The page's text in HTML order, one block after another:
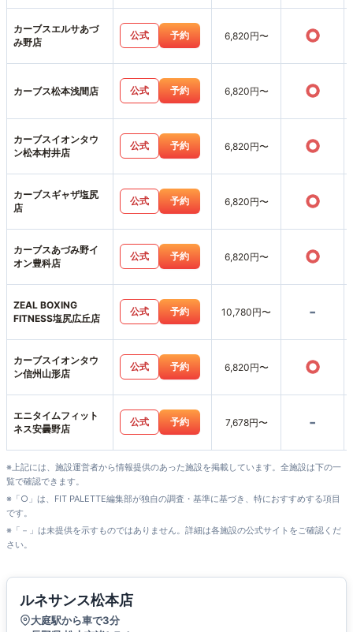
カーブスエルサあづ
み野店
公式 予約 6,820円〜 ○
カーブス松本浅間店 公式 予約 6,820円〜 ○
カーブスイオンタウ
ン松本村井店
公式 予約 6,820円〜 ○
カーブスギャザ塩尻
店
公式 予約 6,820円〜 ○
カーブスあづみ野イ
オン豊科店
公式 予約 6,820円〜 ○
ZEAL BOXING
FITNESS塩尻広丘店
公式 予約 10,780円〜 -
カーブスイオンタウ
ン信州山形店
公式 予約 6,820円〜 ○
エニタイムフィット
ネス安曇野店
公式 予約 7,678円〜 -
※上記には、施設運営者から情報提供のあった施設を掲載しています。全施設は下の一
覧で確認できます。
※「○」は、FIT PALETTE編集部が独自の調査・基準に基づき、特におすすめする項目
です。
※「－」は未提供を示すものではありません。詳細は各施設の公式サイトをご確認くだ
さい。
ルネサンス松本店
大庭駅から車で3分